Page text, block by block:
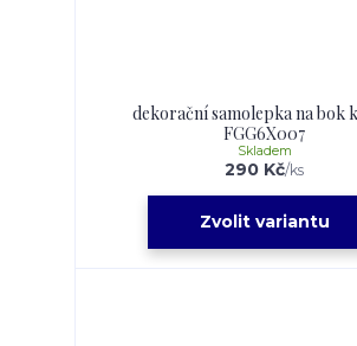
dekorační samolepka na bok
FGG6X007
290 Kč/ks
Skladem
Zvolit variantu